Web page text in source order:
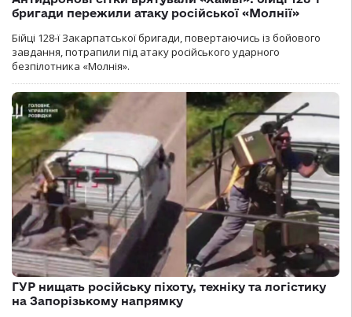
бригади пережили атаку російської «Молнії»
Бійці 128-ї Закарпатської бригади, повертаючись із бойового
завдання, потрапили під атаку російського ударного
безпілотника «Молнія».
ГУР нищать російську піхоту, техніку та логістику
на Запорізькому напрямку